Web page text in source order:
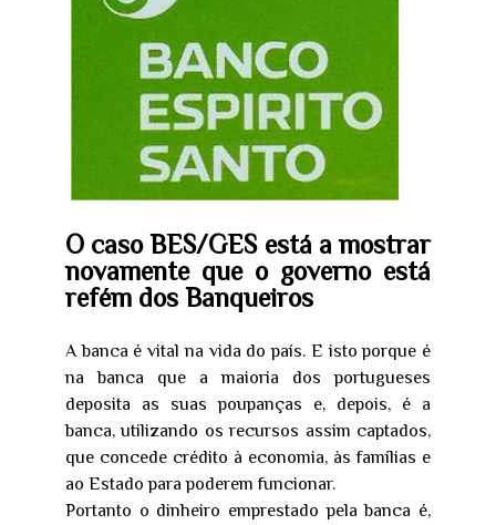
O caso BES/GES está a mostrar
novamente que o governo está
refém dos Banqueiros
A banca é vital na vida do país. E isto porque é
na banca que a maioria dos portugueses
deposita as suas poupanças e, depois, é a
banca, utilizando os recursos assim captados,
que concede crédito à economia, às famílias e
ao Estado para poderem funcionar.
Portanto o dinheiro emprestado pela banca é,